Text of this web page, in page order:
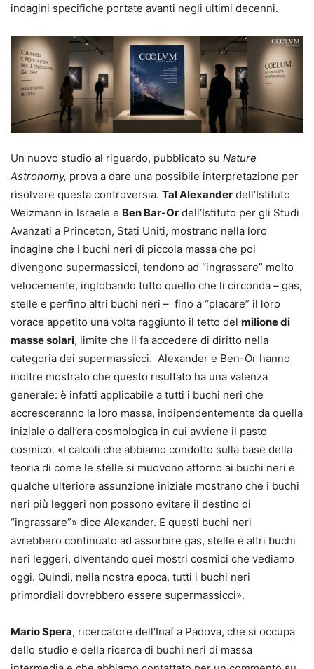
indagini specifiche portate avanti negli ultimi decenni.
Un nuovo studio al riguardo, pubblicato su Nature
Astronomy, prova a dare una possibile interpretazione per
risolvere questa controversia. Tal Alexander dell’Istituto
Weizmann in Israele e Ben Bar-Or dell’Istituto per gli Studi
Avanzati a Princeton, Stati Uniti, mostrano nella loro
indagine che i buchi neri di piccola massa che poi
divengono supermassicci, tendono ad “ingrassare” molto
velocemente, inglobando tutto quello che li circonda – gas,
stelle e perfino altri buchi neri – fino a “placare” il loro
vorace appetito una volta raggiunto il tetto del milione di
masse solari, limite che li fa accedere di diritto nella
categoria dei supermassicci. Alexander e Ben-Or hanno
inoltre mostrato che questo risultato ha una valenza
generale: è infatti applicabile a tutti i buchi neri che
accresceranno la loro massa, indipendentemente da quella
iniziale o dall’era cosmologica in cui avviene il pasto
cosmico. «I calcoli che abbiamo condotto sulla base della
teoria di come le stelle si muovono attorno ai buchi neri e
qualche ulteriore assunzione iniziale mostrano che i buchi
neri più leggeri non possono evitare il destino di
“ingrassare”» dice Alexander. E questi buchi neri
avrebbero continuato ad assorbire gas, stelle e altri buchi
neri leggeri, diventando quei mostri cosmici che vediamo
oggi. Quindi, nella nostra epoca, tutti i buchi neri
primordiali dovrebbero essere supermassicci».
Mario Spera, ricercatore dell’Inaf a Padova, che si occupa
dello studio e della ricerca di buchi neri di massa